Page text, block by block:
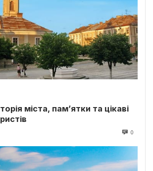
міста, пам’ятки та цікаві
0